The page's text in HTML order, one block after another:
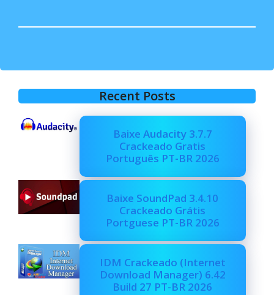
Recent Posts
Baixe Audacity 3.7.7
Crackeado Gratis
Português PT-BR 2026
Baixe SoundPad 3.4.10
Crackeado Grátis
Portguese PT-BR 2026
IDM Crackeado (Internet
Download Manager) 6.42
Build 27 PT-BR 2026